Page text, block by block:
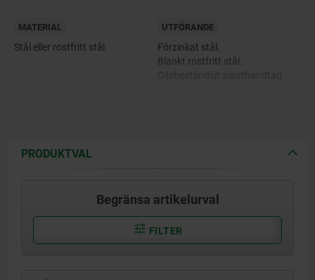
MATERIAL
Stål eller rostfritt stål.
UTFÖRANDE
Förzinkat stål.
Blankt rostfritt stål.
PRODUKTVAL
Begränsa artikelurval
FILTER